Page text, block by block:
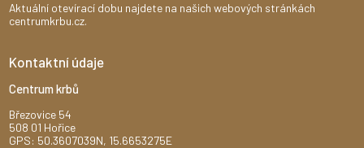
Aktuální otevírací dobu najdete na našich webových stránkách
centrumkrbu.cz.
Kontaktní údaje
Centrum krbů
Březovice 54
508 01 Hořice
GPS: 50.3607039N, 15.6653275E